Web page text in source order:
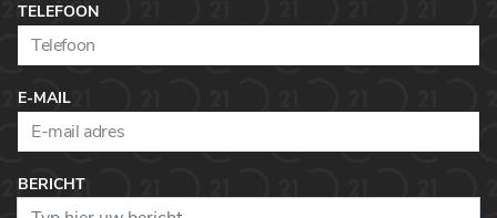
TELEFOON
E-MAIL
BERICHT